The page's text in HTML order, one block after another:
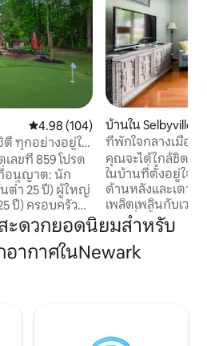
คะแนนเฉลี่ย 4.98 จาก 5, 104 รีวิว
4.98 (104)
ตี ทุกอย่างอยู่ใน
ที่ 859 โปรด
ต่ำ 25 ปี) ผู้ใหญ่
ปี) ครอบครัวที่
สูงสุด 12 คน เรา
า โปรด
นสีขาวที่อยู่ติด
พักทุกคน
บ้านใน Selbyville
ที่พักใจกลางเมือง
คุณจะได้ใกล้ชิดกั
ในบ้านที่ตั้งอยู่ใจก
ด้านหลังและเตาปิ้
เพลิดเพลินกับเวล
บ้านที่มีรั้วล้อมรอ
ที่สมบูรณ์แบบสำห
เรายินดีต้อนรับสุ
ที่เดินทางกับแมวโ
ะดวกยอดนิยมสำหรับ
ากาศในNewark